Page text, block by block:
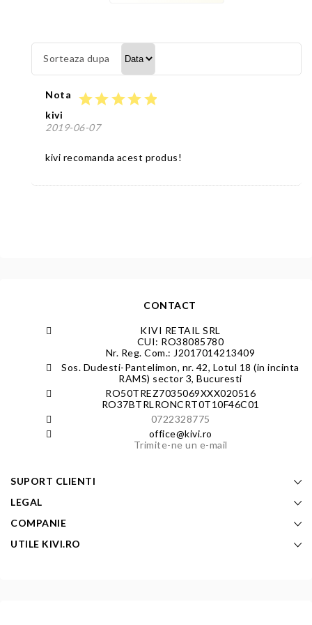
Sorteaza dupa
Nota starstarstarstarstar
kivi
2019-06-07
kivi recomanda acest produs!
CONTACT
KIVI RETAIL SRL
CUI: RO38085780
Nr. Reg. Com.: J2017014213409
Sos. Dudesti-Pantelimon, nr. 42, Lotul 18 (in incinta
RAMS) sector 3, Bucuresti
RO50TREZ7035069XXX020516
RO37BTRLRONCRT0T10F46C01
0722328775
office@kivi.ro
Trimite-ne un e-mail
SUPORT CLIENTI
LEGAL
COMPANIE
UTILE KIVI.RO